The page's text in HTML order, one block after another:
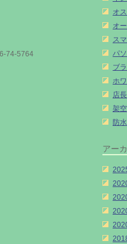
74-5764
オ
オ
ス
パ
ブ
ホ
店
架
防
アー